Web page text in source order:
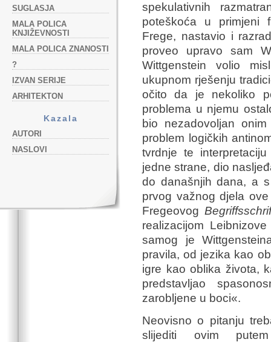
SUGLASJA
MALA POLICA
KNJIŽEVNOSTI
MALA POLICA ZNANOSTI
?
IZVAN SERIJE
ARHITEKTON
Kazala
AUTORI
NASLOVI
spekulativnih
poteškoća u primjeni
Frege, nastavio i
proveo upravo sam
Wittgenstein volio
ukupnom rješenju
očito da je nekoliko
problema u njemu
bio nezadovoljan
problem logičkih
tvrdnje te
jedne strane, dio
do današnjih dana, a
prvog važnog djela
Fregeovog
realizacijom
samog je
pravila, od jezika kao
igre kao oblika života,
predstavljao
zarobljene u boci«.
Neovisno o pitanju
slijediti ovim